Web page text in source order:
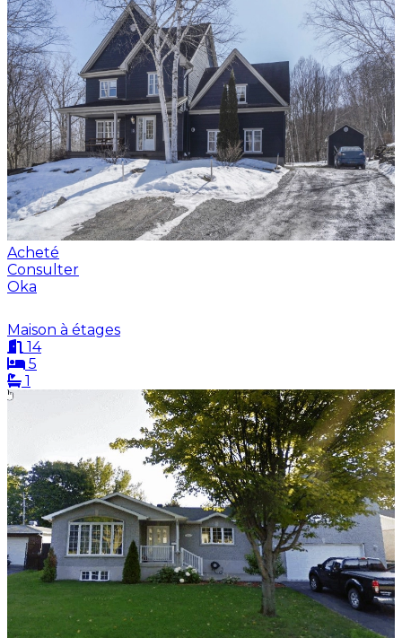
Acheté
Consulter
Oka
Maison à étages
14
5
1